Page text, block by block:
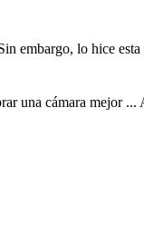
embargo, lo hice
una cámara mejor ...